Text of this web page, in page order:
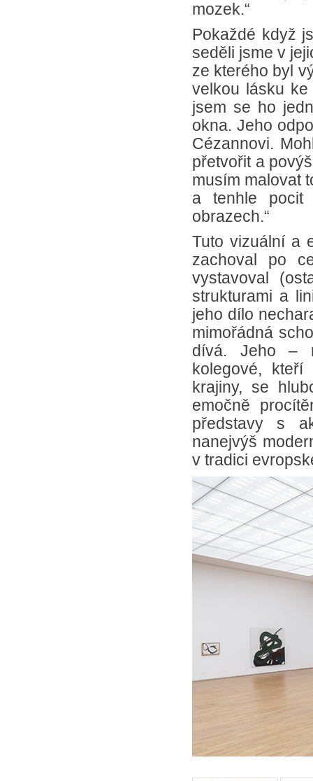
mozek.“
Pokaždé když
seděli jsme v
ze kterého byl
velkou lásku
jsem se ho
okna. Jeho
Cézannovi.
přetvořit a
musím malovat
a tenhle pocit
obrazech.“
Tuto vizuální a
zachoval po
vystavoval
strukturami a
jeho dílo
mimořádná
dívá. Jeho –
kolegové,
krajiny, se
emočně
představy s
nanejvýš
v tradici